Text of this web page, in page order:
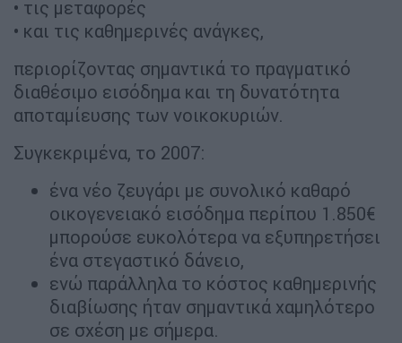
• τις μεταφορές
• και τις καθημερινές ανάγκες,
περιορίζοντας σημαντικά το πραγματικό
διαθέσιμο εισόδημα και τη δυνατότητα
αποταμίευσης των νοικοκυριών.
Συγκεκριμένα, το 2007:
ένα νέο ζευγάρι με συνολικό καθαρό
οικογενειακό εισόδημα περίπου 1.850€
μπορούσε ευκολότερα να εξυπηρετήσει
ένα στεγαστικό δάνειο,
ενώ παράλληλα το κόστος καθημερινής
διαβίωσης ήταν σημαντικά χαμηλότερο
σε σχέση με σήμερα.